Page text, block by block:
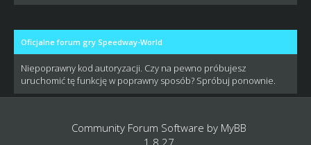
Oficjalne forum gry Speedway-World
Niepoprawny kod autoryzacji. Czy na pewno próbujesz
uruchomić tę funkcję w poprawny sposób? Spróbuj ponownie.
Community Forum Software by MyBB
1.8.27